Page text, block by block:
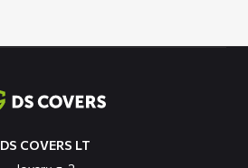
DS COVERS LT